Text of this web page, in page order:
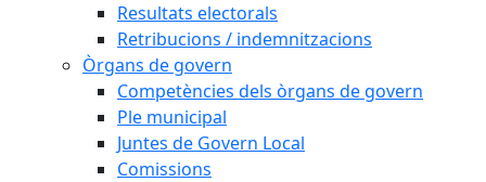
Resultats electorals
Retribucions / indemnitzacions
Òrgans de govern
Competències dels òrgans de govern
Ple municipal
Juntes de Govern Local
Comissions